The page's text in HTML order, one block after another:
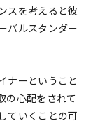
スを考えると彼
バルスタンダー
ナーということ
の心配をされて
ていくことの可